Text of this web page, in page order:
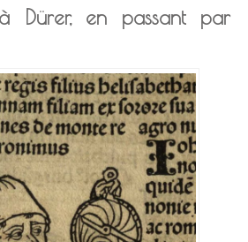
Dürer, en passant par